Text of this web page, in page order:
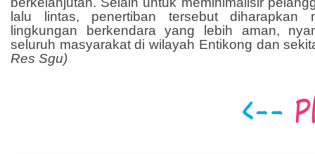
lalu lintas, penertiban tersebut diharapkan
lingkungan berkendara yang lebih aman,
seluruh masyarakat di wilayah Entikong dan
Res Sgu)